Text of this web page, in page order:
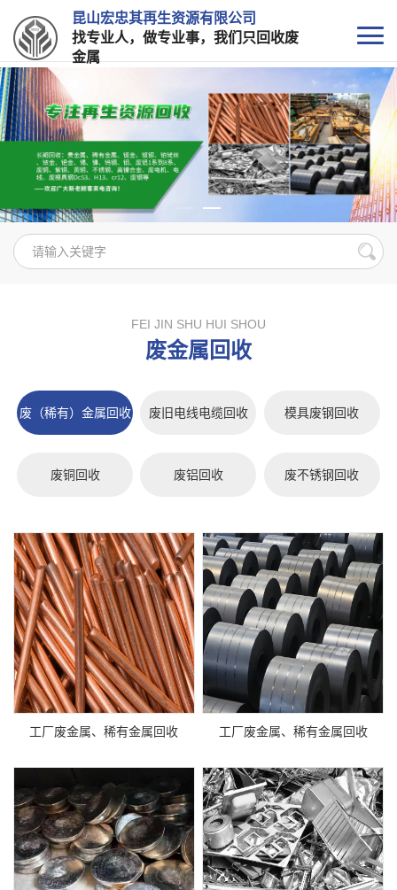
昆山宏忠其再生资源有限公司
找专业人，做专业事，我们只回收废
金属
FEI JIN SHU HUI SHOU
废金属回收
废（稀有）金属回收 废旧电线电缆回收 模具废钢回收
废铜回收 废铝回收 废不锈钢回收
工厂废金属、稀有金属回收 工厂废金属、稀有金属回收